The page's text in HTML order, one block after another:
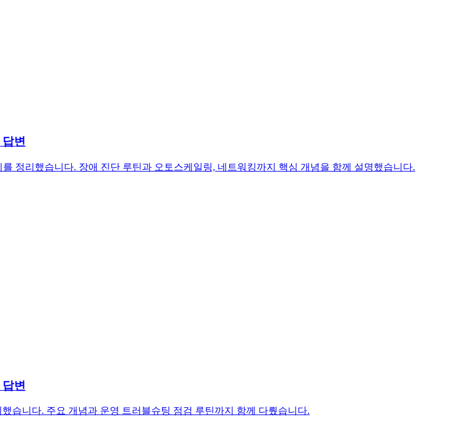
변
정리했습니다. 장애 진단 루틴과 오토스케일링, 네트워킹까지 핵심 개념을 함께 설명했습니다.
변
습니다. 주요 개념과 운영 트러블슈팅 점검 루틴까지 함께 다뤘습니다.